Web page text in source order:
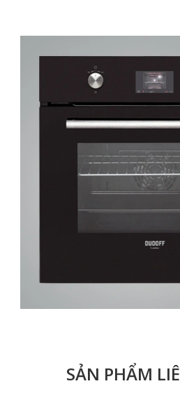
SẢN PHẨM